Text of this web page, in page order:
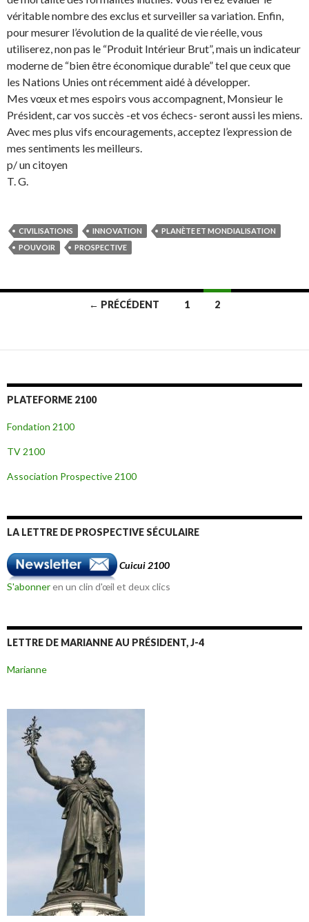
véritable nombre des exclus et surveiller sa variation. Enfin,
pour mesurer l’évolution de la qualité de vie réelle, vous
utiliserez, non pas le “Produit Intérieur Brut”, mais un indicateur
moderne de “bien être économique durable” tel que ceux que
les Nations Unies ont récemment aidé à développer.
Mes vœux et mes espoirs vous accompagnent, Monsieur le
Président, car vos succès -et vos échecs- seront aussi les miens.
Avec mes plus vifs encouragements, acceptez l’expression de
mes sentiments les meilleurs.
p/ un citoyen
T. G.
CIVILISATIONS INNOVATION
PLANÈTE ET MONDIALISATION
POUVOIR
PROSPECTIVE
articles
← PRÉCÉDENT 1 2
PLATEFORME 2100
Fondation 2100
TV 2100
Association Prospective 2100
LA LETTRE DE PROSPECTIVE SÉCULAIRE
Cuicui 2100
S'abonneren un clin d'œil et deux clics
LETTRE DE MARIANNE AU PRÉSIDENT, J-4
Marianne